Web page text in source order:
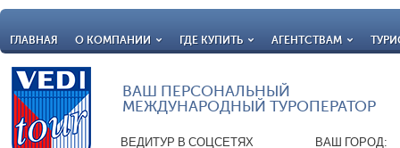
ГЛАВНАЯ О КОМПАНИИ ГДЕ КУПИТЬ АГЕНТСТВАМ
ВАШ ПЕРСОНАЛЬНЫЙ
МЕЖДУНАРОДНЫЙ ТУРОПЕРАТОР
ВЕДИТУР В СОЦСЕТЯХ ВАШ ГОРОД: